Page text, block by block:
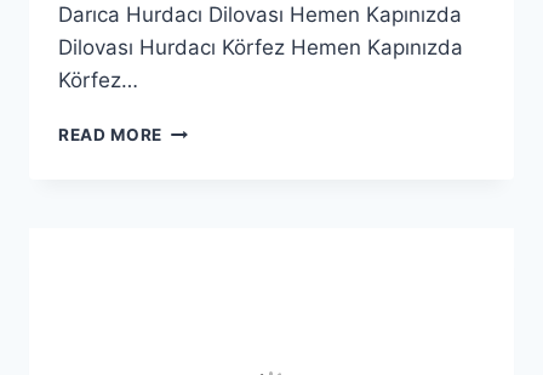
Darıca Hurdacı Dilovası Hemen Kapınızda
Dilovası Hurdacı Körfez Hemen Kapınızda
Körfez…
READ MORE BAŞISKELE